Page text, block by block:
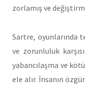
zorlamış ve
Sartre, oyunlarında
ve zorunluluk
yabancılaşma ve
ele alır. İnsanın